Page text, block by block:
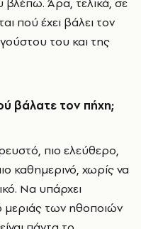
πού έχει βάλει τον
του και της
βάλατε τον πήχη;
πιο ελεύθερο,
καθημερινό, χωρίς να
Να υπάρχει
μεριάς των ηθοποιών